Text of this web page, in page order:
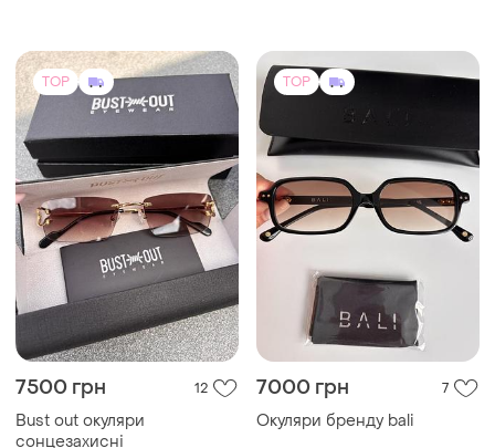
TOP
7500 грн 12
Bust out окуляри
сонцезахисні
TOP
7000 грн 7
Окуляри бренду bali